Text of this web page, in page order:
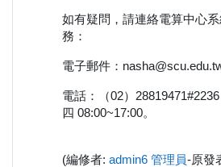
如有疑問，請連絡電算中心
務：
電子郵件：nasha@scu.edu.tw
電話：（02）
四 08:00~17:00。
(編修者: admin6 管理員-原發